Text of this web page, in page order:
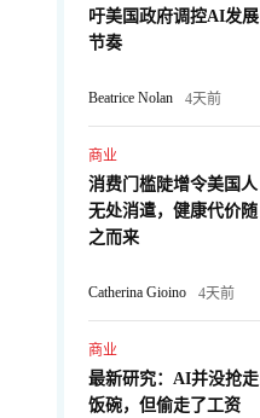
吁美国政府调控AI发展
节奏
Beatrice Nolan 4天前
商业
消费门槛陡增令美国人
无处消遣，健康代价随
之而来
Catherina Gioino 4天前
商业
最新研究：AI并没抢走
饭碗，但偷走了工资